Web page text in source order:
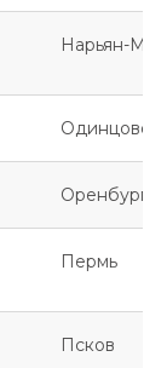
Нарьян-Мар
Одинцово
Оренбург
Пермь
Псков